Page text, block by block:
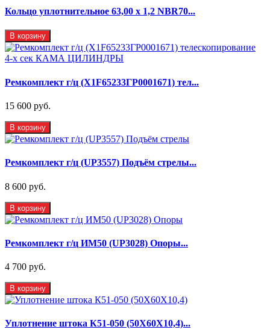
Кольцо уплотнительное 63,00 х 1,2 NBR70...
В корзину
Ремкомплект г/ц (X1F65233ГР0001671) тел...
15 600 руб.
В корзину
Ремкомплект г/ц (UP3557) Подъём стрелы...
8 600 руб.
В корзину
Ремкомплект г/ц ИМ50 (UP3028) Опоры...
4 700 руб.
В корзину
Уплотнение штока К51-050 (50Х60Х10,4)...